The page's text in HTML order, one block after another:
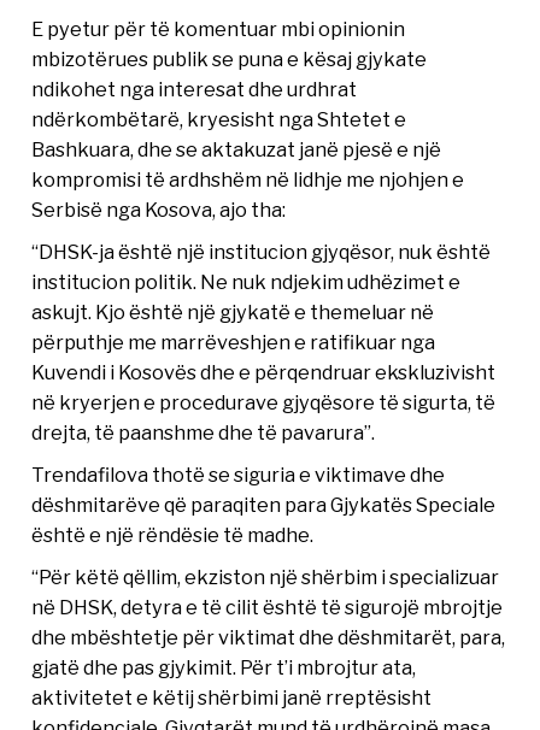
E pyetur për të komentuar mbi opinionin
mbizotërues publik se puna e kësaj gjykate
ndikohet nga interesat dhe urdhrat
ndërkombëtarë, kryesisht nga Shtetet e
Bashkuara, dhe se aktakuzat janë pjesë e një
kompromisi të ardhshëm në lidhje me njohjen e
Serbisë nga Kosova, ajo tha:
“DHSK-ja është një institucion gjyqësor, nuk është
institucion politik. Ne nuk ndjekim udhëzimet e
askujt. Kjo është një gjykatë e themeluar në
përputhje me marrëveshjen e ratifikuar nga
Kuvendi i Kosovës dhe e përqendruar ekskluzivisht
në kryerjen e procedurave gjyqësore të sigurta, të
drejta, të paanshme dhe të pavarura”.
Trendafilova thotë se siguria e viktimave dhe
dëshmitarëve që paraqiten para Gjykatës Speciale
është e një rëndësie të madhe.
“Për këtë qëllim, ekziston një shërbim i specializuar
në DHSK, detyra e të cilit është të sigurojë mbrojtje
dhe mbështetje për viktimat dhe dëshmitarët, para,
gjatë dhe pas gjykimit. Për t’i mbrojtur ata,
aktivitetet e këtij shërbimi janë rreptësisht